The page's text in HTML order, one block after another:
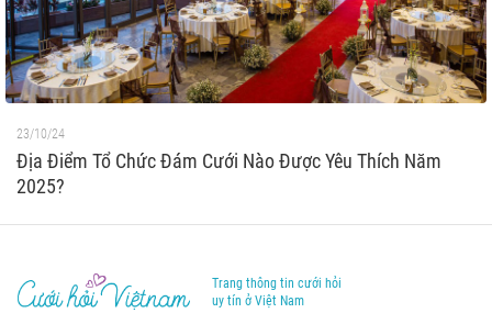
23/10/24
Địa Điểm Tổ Chức Đám Cưới Nào Được Yêu Thích Năm
2025?
Trang thông tin cưới hỏi
uy tín ở Việt Nam